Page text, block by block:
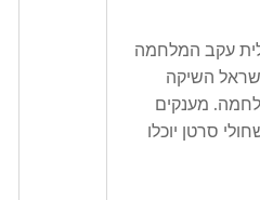
עקב המלחמה
2023, לימונדה ישראל השיקה
מענקים
הבטיחו שחולי סרטן יוכלו